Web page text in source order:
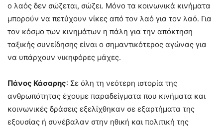
ο λαός δεν σώζεται, σώζει. Μόνο τα κοινωνικά κινήματα
μπορούν να πετύχουν νίκες από τον λαό για τον λαό. Για
τον κόσμο των κινημάτων η πάλη για την απόκτηση
ταξικής συνείδησης είναι ο σημαντικότερος αγώνας για
να υπάρχουν νικηφόρες μάχες.
Πάνος Κάσαρης: Σε όλη τη νεότερη ιστορία της
ανθρωπότητας έχουμε παραδείγματα που κινήματα και
κοινωνικές δράσεις εξελίχθηκαν σε εξαρτήματα της
εξουσίας ή συνέβαλαν στην ηθική και πολιτική της